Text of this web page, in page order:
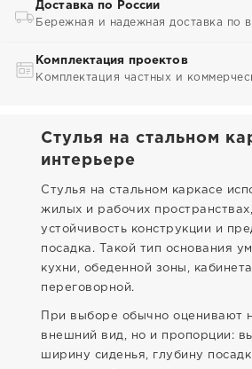
Доставка по России
Бережная и надежная доставка по
Комплектация проектов
Комплектация частных и
Стулья на стальном
интерьере
Стулья на стальном каркасе
жилых и рабочих
устойчивость конструкции и
посадка. Такой тип основания
кухни, обеденной зоны,
переговорной.
При выборе обычно оценивают
внешний вид, но и пропорции:
ширину сиденья, глубину